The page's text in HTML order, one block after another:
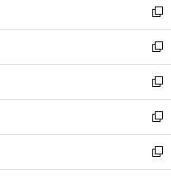
く
で
開
く
ド
ウ
で
開
く
ィ
ン
ド
ウ
で
開
く
い
ウ
ィ
ン
ド
ウ
で
開
く
新
し
い
ウ
ィ
ン
ド
ウ
で
開
新
し
い
ウ
ィ
ン
ド
ウ
新
し
い
ウ
ィ
ン
新
し
い
ウ
新
し